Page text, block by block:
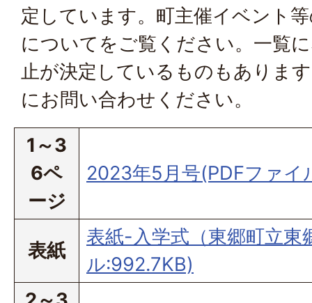
定しています。 町主催イベント
について をご覧ください。一覧
止が決定しているものもありま
にお問い合わせください。
1～3
6ペ
ージ
2023年5月号(PDFファイ
表紙
表紙-入学式（東郷町立東
ル:992.7KB)